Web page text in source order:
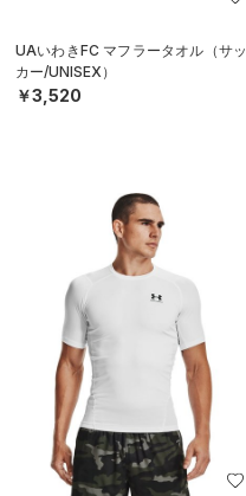
UAいわきFC マフラータオル（サッ
カー/UNISEX）
￥3,520